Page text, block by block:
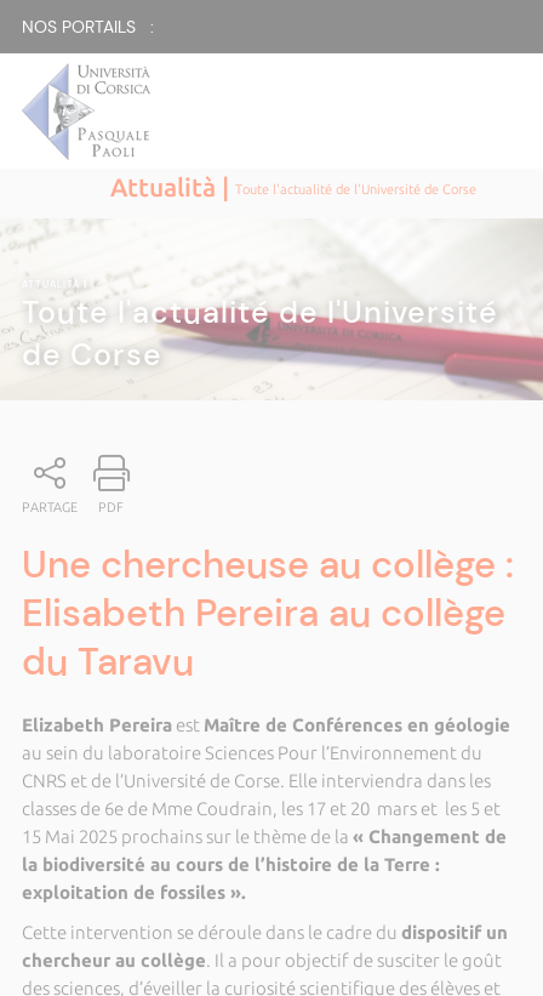
NOS PORTAILS :
Attualità |Toute l'actualité de l'Université de Corse
ATTUALITÀ|
Toute l'actualité de l'Université
de Corse
PARTAGE PDF
Une chercheuse au collège :
Elisabeth Pereira au collège
du Taravu
Elizabeth Pereiraest Maître de Conférences en géologie
au sein du laboratoire Sciences Pour l’Environnement du
CNRS et de l’Université de Corse. Elle interviendra dans les
classes de 6e de Mme Coudrain, les 17 et 20 mars et les 5 et
15 Mai 2025 prochains sur le thème de la « Changement de
la biodiversité au cours de l’histoire de la Terre :
exploitation de fossiles ».
Cette intervention se déroule dans le cadre du dispositif un
chercheur au collège. Il a pour objectif de susciter le goût
des sciences, d’éveiller la curiosité scientifique des élèves et